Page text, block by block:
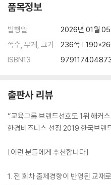
품목정보
발행일
2026년 01월
쪽수, 무게, 크기
236쪽 |
ISBN13
출판사 리뷰
“교육그룹 브랜드선호도 1위 해커
한경비즈니스 선정 2019 한국브랜
[이런 분들에게 추천합니다]
1. 전 회차 출제경향이 반영된 교재